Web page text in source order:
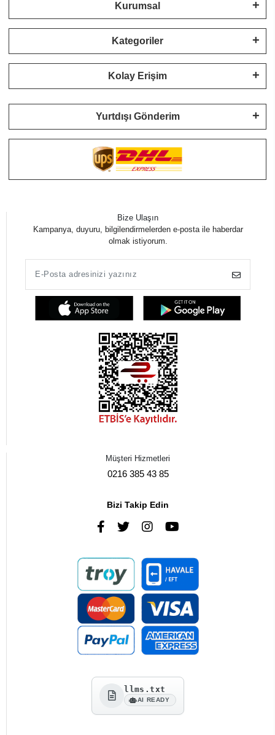
Kurumsal
Kategoriler
Kolay Erişim
Yurtdışı Gönderim
Bize Ulaşın
Kampanya, duyuru, bilgilendirmelerden e-posta ile haberdar
olmak istiyorum.
Müşteri Hizmetleri
0216 385 43 85
Bizi Takip Edin
llms.txt
AI READY